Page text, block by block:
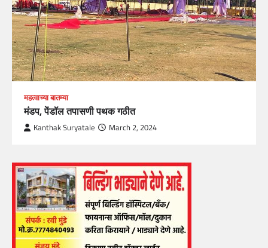
महत्वाच्या बातम्या
मंडप, पेंडॉल तपासणी पथक गठीत
Kanthak Suryatale March 2, 2024